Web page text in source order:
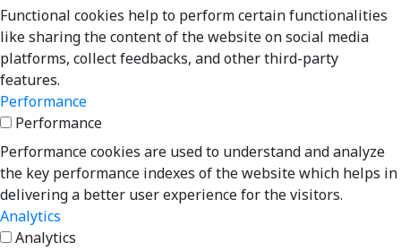
Functional cookies help to perform certain functionalities
like sharing the content of the website on social media
platforms, collect feedbacks, and other third-party
features.
Performance
Performance
Performance cookies are used to understand and analyze
the key performance indexes of the website which helps in
delivering a better user experience for the visitors.
Analytics
Analytics